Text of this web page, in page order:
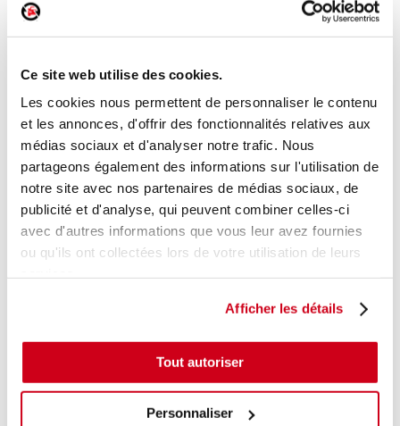
Ce site web utilise des cookies.
Les cookies nous permettent de personnaliser le contenu
et les annonces, d'offrir des fonctionnalités relatives aux
médias sociaux et d'analyser notre trafic. Nous
partageons également des informations sur l'utilisation de
notre site avec nos partenaires de médias sociaux, de
publicité et d'analyse, qui peuvent combiner celles-ci
avec d'autres informations que vous leur avez fournies
ou qu'ils ont collectées lors de votre utilisation de leurs
Afficher les détails
Tout autoriser
Personnaliser
Réf. :184929
Réf. constructeur :
PEUGEOT 207 2009
Modèle de provenance
Caractéristiques techniques
En stock 23,00 € TTC
AJOUTER AU PANIER